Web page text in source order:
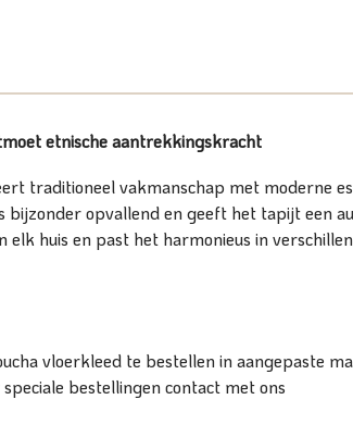
etnische aantrekkingskracht
traditioneel vakmanschap met moderne
opvallend en geeft het tapijt een
elk huis en past het harmonieus in
vloerkleed te bestellen in aangepaste
bestellingen contact met ons